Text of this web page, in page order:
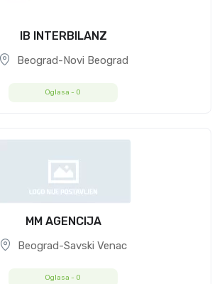
IB INTERBILANZ
Beograd-Novi Beograd
Oglasa - 0
MM AGENCIJA
Beograd-Savski Venac
Oglasa - 0